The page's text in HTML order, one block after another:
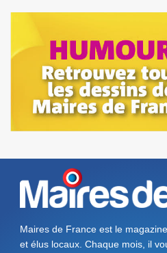
Maires de France est le
et élus locaux. Chaque mois, il